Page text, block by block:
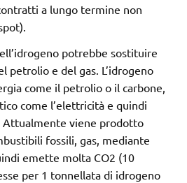
a lungo termine non
potrebbe sostituire
petrolio e del gas. L’idrogeno
come il petrolio o il carbone,
come l’elettricità e quindi
Attualmente viene prodotto
fossili, gas, mediante
emette molta CO2 (10
per 1 tonnellata di idrogeno